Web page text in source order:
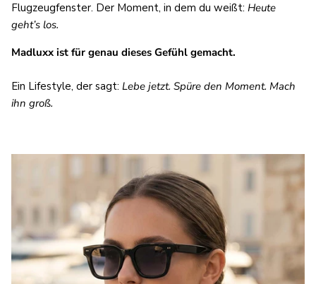
Flugzeugfenster. Der Moment, in dem du weißt: Heute
geht’s los.
Madluxx ist für genau dieses Gefühl gemacht.
Ein Lifestyle, der sagt: Lebe jetzt. Spüre den Moment. Mach
ihn groß.